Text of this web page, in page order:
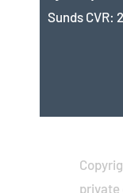
Sunds CVR:
private